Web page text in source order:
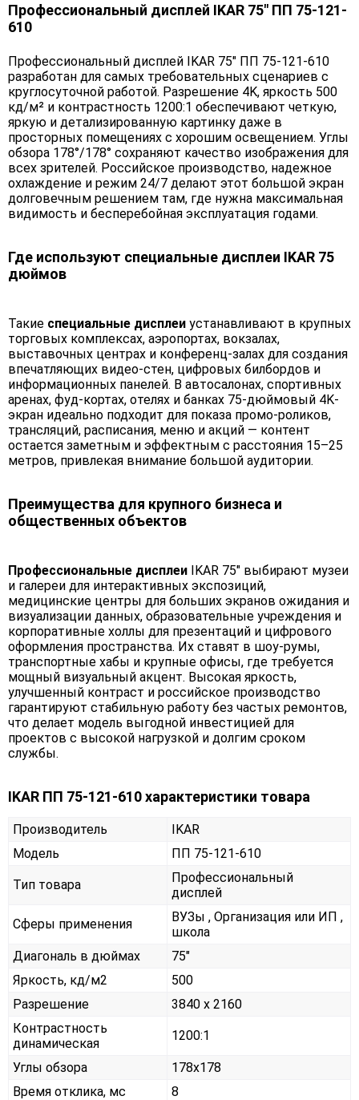
Профессиональный дисплей IKAR 75" ПП 75-121-
610
Профессиональный дисплей IKAR 75" ПП 75-121-610
разработан для самых требовательных сценариев с
круглосуточной работой. Разрешение 4K, яркость 500
кд/м² и контрастность 1200:1 обеспечивают четкую,
яркую и детализированную картинку даже в
просторных помещениях с хорошим освещением. Углы
обзора 178°/178° сохраняют качество изображения для
всех зрителей. Российское производство, надежное
охлаждение и режим 24/7 делают этот большой экран
долговечным решением там, где нужна максимальная
видимость и бесперебойная эксплуатация годами.
Где используют специальные дисплеи IKAR 75
дюймов
Такие специальные дисплеи устанавливают в крупных
торговых комплексах, аэропортах, вокзалах,
выставочных центрах и конференц-залах для создания
впечатляющих видео-стен, цифровых билбордов и
информационных панелей. В автосалонах, спортивных
аренах, фуд-кортах, отелях и банках 75-дюймовый 4K-
экран идеально подходит для показа промо-роликов,
трансляций, расписания, меню и акций — контент
остается заметным и эффектным с расстояния 15–25
метров, привлекая внимание большой аудитории.
Преимущества для крупного бизнеса и
общественных объектов
Профессиональные дисплеи IKAR 75" выбирают музеи
и галереи для интерактивных экспозиций,
медицинские центры для больших экранов ожидания и
визуализации данных, образовательные учреждения и
корпоративные холлы для презентаций и цифрового
оформления пространства. Их ставят в шоу-румы,
транспортные хабы и крупные офисы, где требуется
мощный визуальный акцент. Высокая яркость,
улучшенный контраст и российское производство
гарантируют стабильную работу без частых ремонтов,
что делает модель выгодной инвестицией для
проектов с высокой нагрузкой и долгим сроком
службы.
IKAR ПП 75-121-610 характеристики товара
Производитель
IKAR
Модель
ПП 75-121-610
Тип товара
Профессиональный
дисплей
Сферы применения
ВУЗы , Организация или ИП ,
школа
Диагональ в дюймах
75"
Яркость, кд/м2
500
Разрешение
3840 x 2160
Контрастность
динамическая
1200:1
Углы обзора
178x178
Время отклика, мс
8